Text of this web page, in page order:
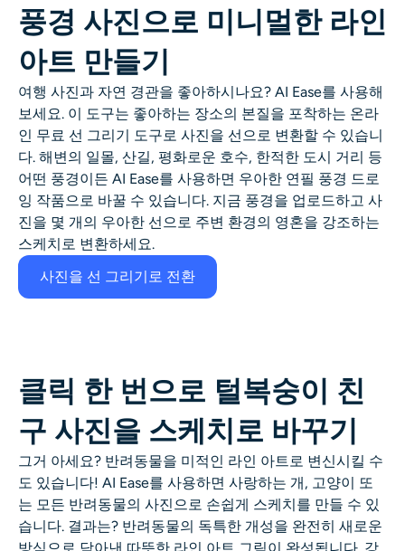
풍경 사진으로 미니멀한 라인
아트 만들기
여행 사진과 자연 경관을 좋아하시나요? AI Ease를 사용해
보세요. 이 도구는 좋아하는 장소의 본질을 포착하는 온라
인 무료 선 그리기 도구로 사진을 선으로 변환할 수 있습니
다. 해변의 일몰, 산길, 평화로운 호수, 한적한 도시 거리 등
어떤 풍경이든 AI Ease를 사용하면 우아한 연필 풍경 드로
잉 작품으로 바꿀 수 있습니다. 지금 풍경을 업로드하고 사
진을 몇 개의 우아한 선으로 주변 환경의 영혼을 강조하는
스케치로 변환하세요.
사진을 선 그리기로 전환
클릭 한 번으로 털복숭이 친
구 사진을 스케치로 바꾸기
그거 아세요? 반려동물을 미적인 라인 아트로 변신시킬 수
도 있습니다! AI Ease를 사용하면 사랑하는 개, 고양이 또
는 모든 반려동물의 사진으로 손쉽게 스케치를 만들 수 있
습니다. 결과는? 반려동물의 독특한 개성을 완전히 새로운